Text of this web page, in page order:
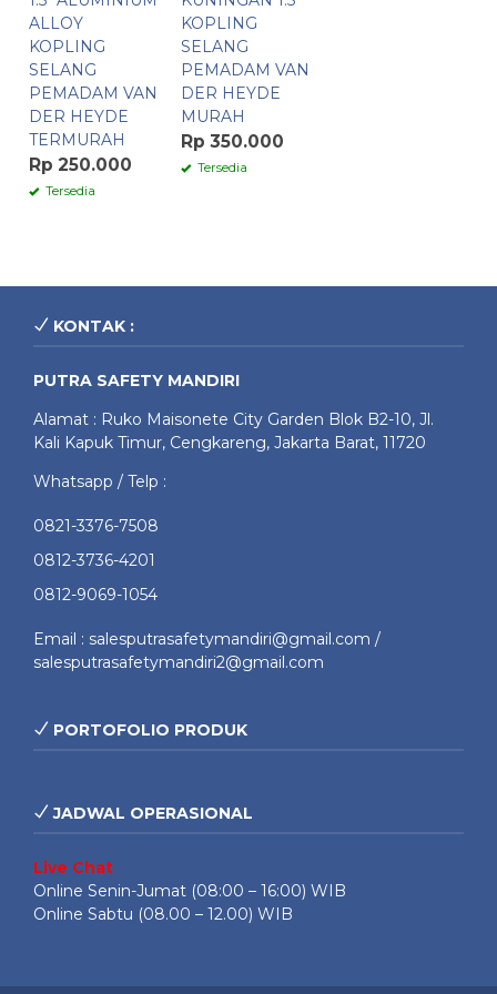
ALLOY
KOPLING
SELANG
PEMADAM VAN
DER HEYDE
TERMURAH
Rp 250.000
Tersedia
KOPLING
SELANG
PEMADAM VAN
DER HEYDE
MURAH
Rp 350.000
Tersedia
KONTAK :
PUTRA SAFETY MANDIRI
Alamat : Ruko Maisonete City Garden Blok B2-10, Jl.
Kali Kapuk Timur, Cengkareng, Jakarta Barat, 11720
Whatsapp / Telp :
0821-3376-7508
0812-3736-4201
0812-9069-1054
Email : salesputrasafetymandiri@gmail.com /
salesputrasafetymandiri2@gmail.com
PORTOFOLIO PRODUK
JADWAL OPERASIONAL
Live Chat
Online Senin-Jumat (08:00 – 16:00) WIB
Online Sabtu (08.00 – 12.00) WIB